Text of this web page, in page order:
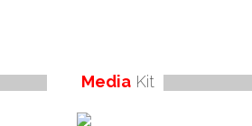
Media Kit